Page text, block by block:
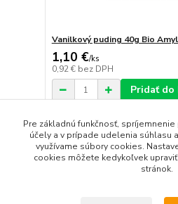
Vanilkový puding 40g Bio
1,10 €/ks
0,92 € bez DPH
Pridať do
strana
Pre základnú funkčnosť,
účely a v prípade udelenia súhlasu
využívame súbory cookies.
cookies môžete kedykoľvek
stránok.